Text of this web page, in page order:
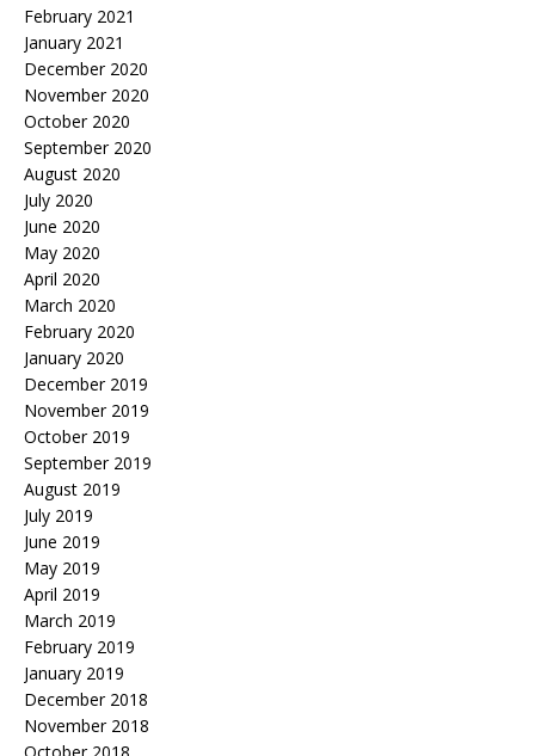
February 2021
January 2021
December 2020
November 2020
October 2020
September 2020
August 2020
July 2020
June 2020
May 2020
April 2020
March 2020
February 2020
January 2020
December 2019
November 2019
October 2019
September 2019
August 2019
July 2019
June 2019
May 2019
April 2019
March 2019
February 2019
January 2019
December 2018
November 2018